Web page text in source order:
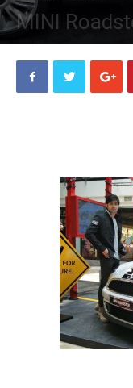
MINI
02/04/2012